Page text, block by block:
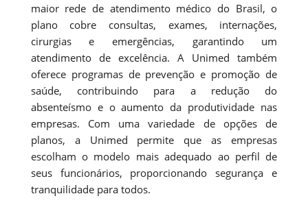
maior rede de atendimento médico do Brasil, o
plano cobre consultas, exames, internações,
cirurgias e emergências, garantindo um
atendimento de excelência. A Unimed também
oferece programas de prevenção e promoção de
saúde, contribuindo para a redução do
absenteísmo e o aumento da produtividade nas
empresas. Com uma variedade de opções de
planos, a Unimed permite que as empresas
escolham o modelo mais adequado ao perfil de
seus funcionários, proporcionando segurança e
tranquilidade para todos.